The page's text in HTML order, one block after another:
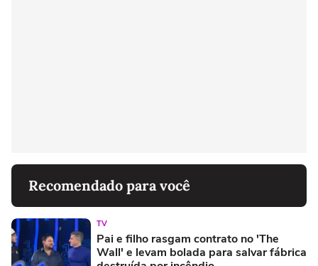
Recomendado para você
TV
Pai e filho rasgam contrato no 'The
Wall' e levam bolada para salvar fábrica